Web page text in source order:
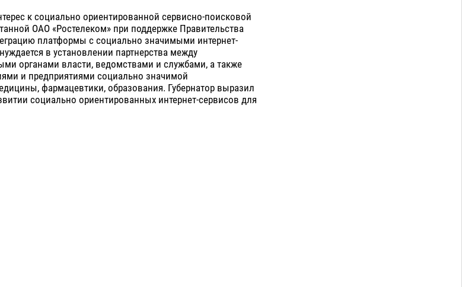
к социально ориентированной сервисно-поисковой
ОАО «Ростелеком» при поддержке Правительства
платформы с социально значимыми интернет-
в установлении партнерства между
органами власти, ведомствами и службами, а также
и предприятиями социально значимой
фармацевтики, образования. Губернатор выразил
социально ориентированных интернет-сервисов для